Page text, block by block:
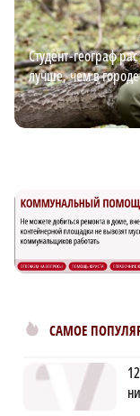
Студент-географ
лучше, чем в городе
САМОЕ